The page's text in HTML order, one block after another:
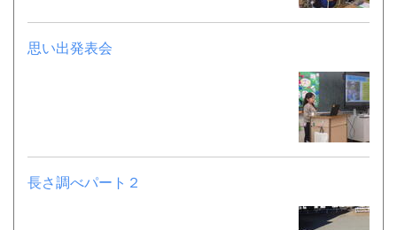
思い出発表会
長さ調べパート２